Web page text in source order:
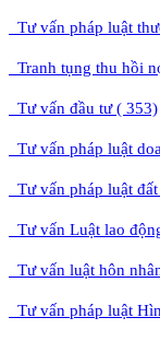
Tư vấn pháp luật
Tranh tụng thu hồi
Tư vấn đầu tư ( 353)
Tư vấn pháp luật
Tư vấn pháp luật
Tư vấn Luật lao
Tư vấn luật hôn
Tư vấn pháp luật